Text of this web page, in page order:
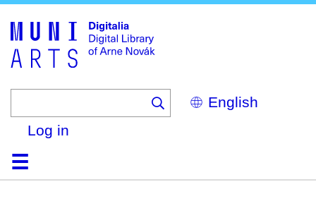
Select
your
Log in
HomeBrowse
Search
About
HelpContactDigitalia